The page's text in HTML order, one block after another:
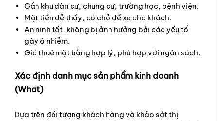
Gần khu dân cư, chung cư, trường học, bệnh viện.
Mặt tiền dễ thấy, có chỗ để xe cho khách.
An ninh tốt, không bị ảnh hưởng bởi các yếu tố
gây ô nhiễm.
Giá thuê mặt bằng hợp lý, phù hợp với ngân sách.
Xác định danh mục sản phẩm kinh doanh
(What)
Dựa trên đối tượng khách hàng và khảo sát thị